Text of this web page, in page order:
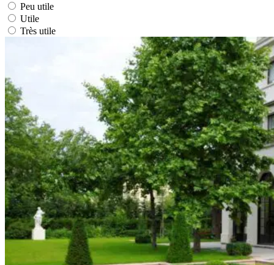
Peu utile
Utile
Très utile